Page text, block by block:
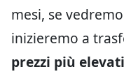
mesi, se
inizieremo a
prezzi più elevati